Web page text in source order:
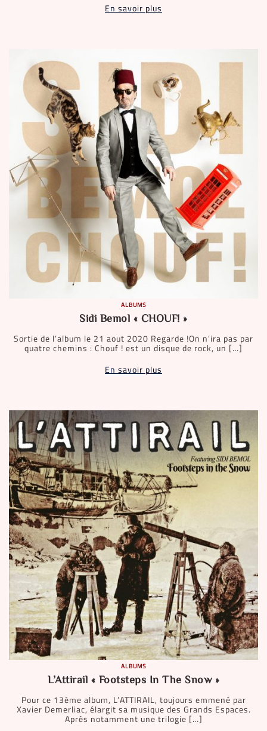
En savoir plus
ALBUMS
Sidi Bemol « CHOUF! »
Sortie de l’album le 21 aout 2020 Regarde !On n’ira pas par
quatre chemins : Chouf ! est un disque de rock, un […]
En savoir plus
ALBUMS
L’Attirail « Footsteps In The Snow »
Pour ce 13ème album, L’ATTIRAIL, toujours emmené par
Xavier Demerliac, élargit sa musique des Grands Espaces.
Après notamment une trilogie […]